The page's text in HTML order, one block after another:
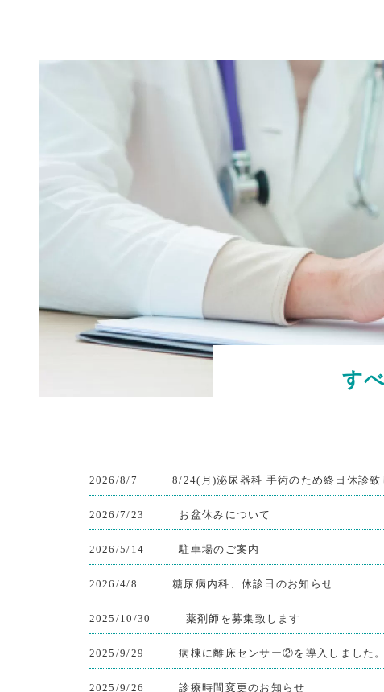
す
2026/8/7 8/24(月)泌尿器科 手術のため終日休診致
2026/7/23 お盆休みについて
2026/5/14 駐車場のご案内
2026/4/8 糖尿病内科、休診日のお知らせ
2025/10/30 薬剤師を募集致します
2025/9/29 病棟に離床センサー②を導入しました
2025/9/26 診療時間変更のお知らせ